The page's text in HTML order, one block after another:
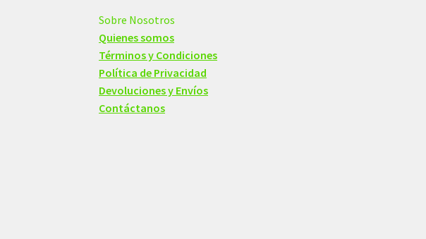
Sobre Nosotros
Quienes somos
Términos y Condiciones
Política de Privacidad
Devoluciones y Envíos
Contáctanos